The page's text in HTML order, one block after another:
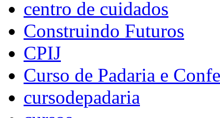
centro de cuidados
Construindo Futuros
CPIJ
Curso de Padaria e
cursodepadaria